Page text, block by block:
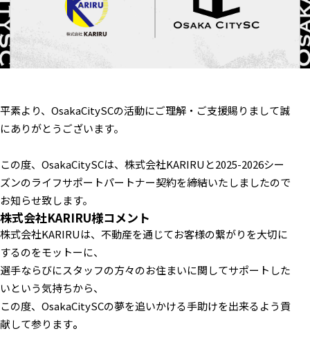
平素より、OsakaCitySCの活動にご理解・ご支援賜りまして誠
にありがとうございます。
この度、OsakaCitySCは、株式会社KARIRUと2025-2026シー
ズンのライフサポートパートナー契約を締結いたしましたので
お知らせ致します。
株式会社KARIRU様コメント
株式会社KARIRUは、不動産を通じてお客様の繋がりを大切に
するのをモットーに、
選手ならびにスタッフの方々のお住まいに関してサポートした
いという気持ちから、
この度、OsakaCitySCの夢を追いかける手助けを出来るよう貢
献して参ります。